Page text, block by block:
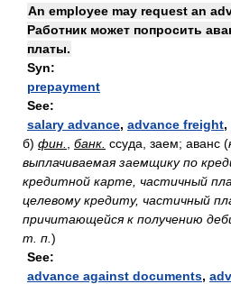
An employee may request an
Работник может попросить
платы.
Syn:
prepayment
See:
salary advance, advance freight,
б) фин. банк. ссуда, заем; аванс (
выплачиваемая заемщику по
кредитной карте, частичный
целевому кредиту, частичный
причитающейся к получению
т. п. )
See:
advance against documents,